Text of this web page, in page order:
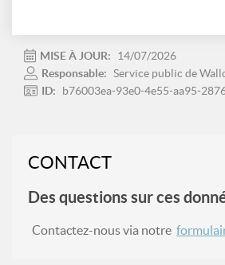
MISE À JOUR:
14/07/2026
Responsable: Service public de
ID:
b76003ea-93e0-4e55-aa95-
CONTACT
Des questions sur ces
Contactez-nous via notre